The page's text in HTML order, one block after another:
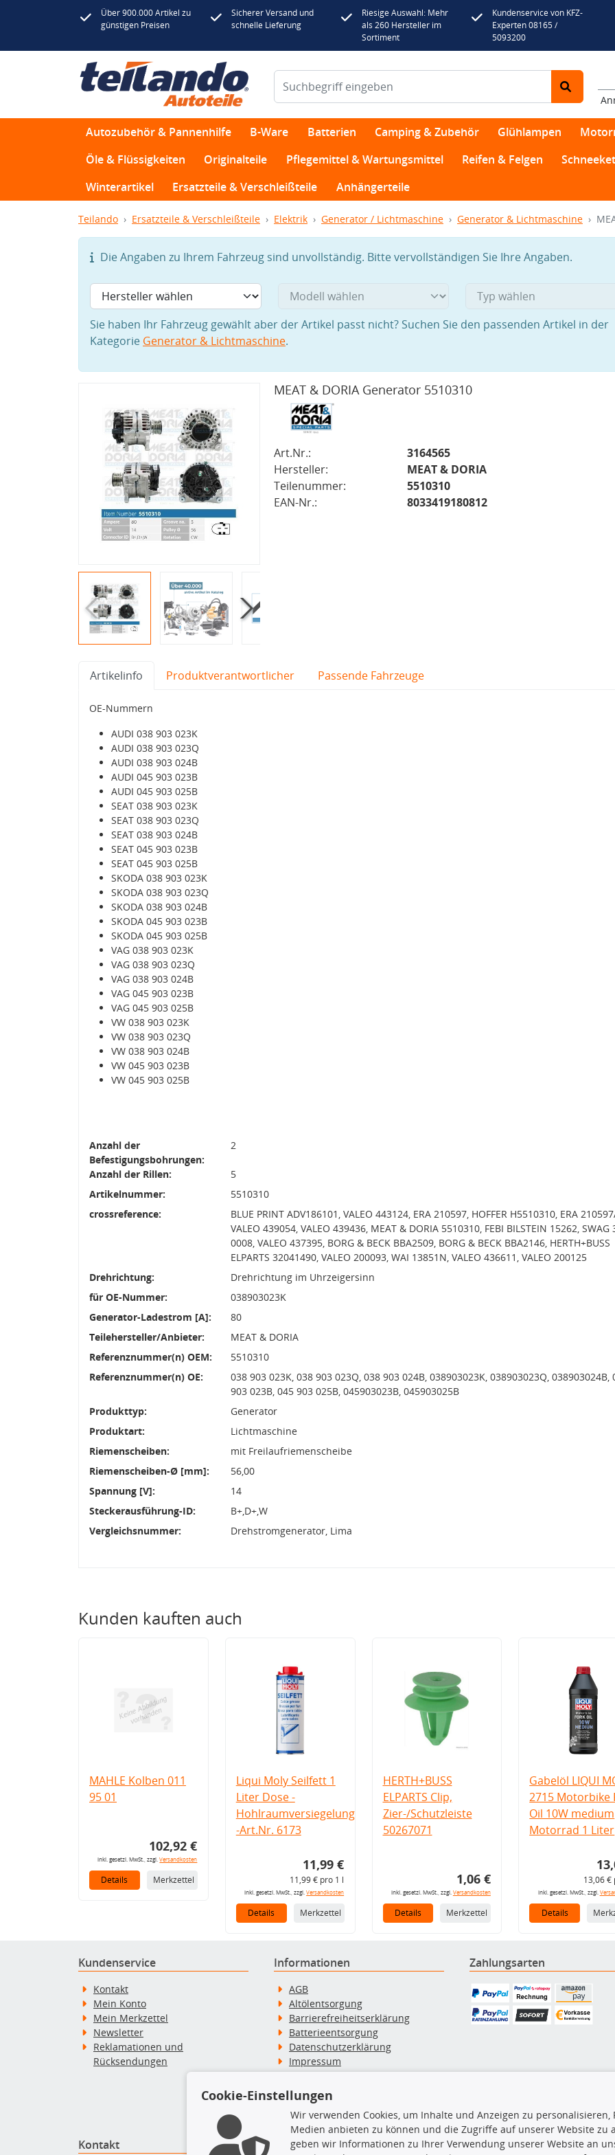
Über 900.000 Artikel zu
günstigen Preisen
Sicherer Versand und
schnelle Lieferung
Riesige Auswahl: Mehr
als 260 Hersteller im
Sortiment
Kundenservice von KFZ-
Experten 08165 /
5093200
Autozubehör & Pannenhilfe B-Ware Batterien Camping & Zubehör Glühlampen
Öle & Flüssigkeiten
Originalteile Pflegemittel & Wartungsmittel Reifen & Felgen
Winterartikel
Ersatzteile & Verschleißteile Anhängerteile
Teilando Ersatzteile & Verschleißteile Elektrik Generator / Lichtmaschine Generator & Lichtmaschine
Die Angaben zu Ihrem Fahrzeug sind unvollständig. Bitte vervollständigen Sie Ihre Angaben.
Sie haben Ihr Fahrzeug gewählt aber der Artikel passt nicht? Suchen Sie den passenden Artikel in der
Kategorie Generator & Lichtmaschine.
MEAT & DORIA Generator 5510310
Art.Nr.:
3164565
Hersteller:
MEAT & DORIA
Teilenummer:
5510310
EAN-Nr.:
8033419180812
Artikelinfo Produktverantwortlicher Passende Fahrzeuge
OE-Nummern
AUDI 038 903 023K
AUDI 038 903 023Q
AUDI 038 903 024B
AUDI 045 903 023B
AUDI 045 903 025B
SEAT 038 903 023K
SEAT 038 903 023Q
SEAT 038 903 024B
SEAT 045 903 023B
SEAT 045 903 025B
SKODA 038 903 023K
SKODA 038 903 023Q
SKODA 038 903 024B
SKODA 045 903 023B
SKODA 045 903 025B
VAG 038 903 023K
VAG 038 903 023Q
VAG 038 903 024B
VAG 045 903 023B
VAG 045 903 025B
VW 038 903 023K
VW 038 903 023Q
VW 038 903 024B
VW 045 903 023B
VW 045 903 025B
Anzahl der
Befestigungsbohrungen:
2
Anzahl der Rillen:
5
Artikelnummer:
5510310
crossreference:
BLUE PRINT ADV186101, VALEO 443124, ERA 210597, HOFFER H5510310, ERA
VALEO 439054, VALEO 439436, MEAT & DORIA 5510310, FEBI BILSTEIN 15262, SWAG
0008, VALEO 437395, BORG & BECK BBA2509, BORG & BECK BBA2146, HERTH+BUSS
ELPARTS 32041490, VALEO 200093, WAI 13851N, VALEO 436611, VALEO 200125
Drehrichtung:
Drehrichtung im Uhrzeigersinn
für OE-Nummer:
038903023K
Generator-Ladestrom [A]:
80
Teilehersteller/Anbieter:
MEAT & DORIA
Referenznummer(n) OEM:
5510310
Referenznummer(n) OE:
038 903 023K, 038 903 023Q, 038 903 024B, 038903023K, 038903023Q, 038903024B,
903 023B, 045 903 025B, 045903023B, 045903025B
Produkttyp:
Generator
Produktart:
Lichtmaschine
Riemenscheiben:
mit Freilaufriemenscheibe
Riemenscheiben-Ø [mm]:
56,00
Spannung [V]:
14
Steckerausführung-ID:
B+,D+,W
Vergleichsnummer:
Drehstromgenerator, Lima
Kunden kauften auch
MAHLE Kolben 011
95 01
102,92 €
inkl. gesetzl. MwSt., zzgl.Versandkosten
Details Merkzettel
Liqui Moly Seilfett 1
Liter Dose -
Hohlraumversiegelung
-Art.Nr. 6173
11,99 €
11,99 € pro 1 l
inkl. gesetzl. MwSt., zzgl.Versandkosten
Details Merkzettel
HERTH+BUSS
ELPARTS Clip,
Zier-/Schutzleiste
50267071
1,06 €
inkl. gesetzl. MwSt., zzgl. Versandkosten
Details Merkzettel
Gabelöl LIQUI
2715 Motorbike
Oil 10W medium
Motorrad 1 Liter
13,06 €
inkl. gesetzl. MwSt., zzgl.
Details
Kundenservice
Kontakt
Mein Konto
Mein Merkzettel
Newsletter
Reklamationen und
Rücksendungen
Informationen
AGB
Altölentsorgung
Barrierefreiheitserklärung
Batterieentsorgung
Datenschutzerklärung
Impressum
Widerrufsbelehrung
Widerruf des Vertrags
Zahlung & Versand
Zahlungsarten
Kontakt Top Produkte TecDoc Inside
Cookie-Einstellungen
Wir verwenden Cookies, um Inhalte und Anzeigen zu
Medien anbieten zu können und die Zugriffe auf unserer Website zu
geben wir Informationen zu Ihrer Verwendung unserer Website an